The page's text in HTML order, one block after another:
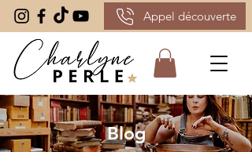
Appel découverte
Blog